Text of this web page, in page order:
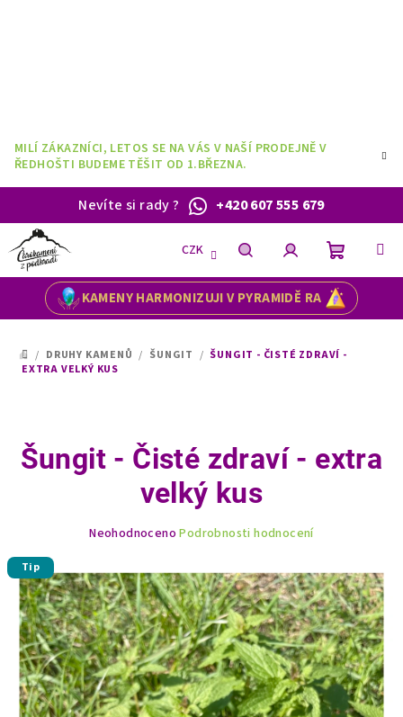
MILÍ ZÁKAZNÍCI, LETOS SE NA VÁS V NAŠÍ PRODEJNĚ V
ŘEDHOŠTI BUDEME TĚŠIT OD 1.BŘEZNA.
Nevíte si rady? +420 607 555 679
KAMENY HARMONIZUJI V PYRAMIDĚ RA
CZK
HledatPřihlášeníNákupní
DOMŮ
/ DRUHY KAMENŮ / ŠUNGIT / ŠUNGIT - ČISTÉ ZDRAVÍ -
EXTRA VELKÝ KUS
Šungit - Čisté zdraví - extra
velký kus
produktu
0,0
hvězdiček.
Neohodnoceno Podrobnosti hodnocení
Tip